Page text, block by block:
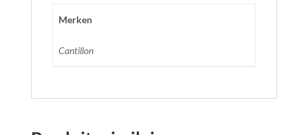
Merken
Cantillon